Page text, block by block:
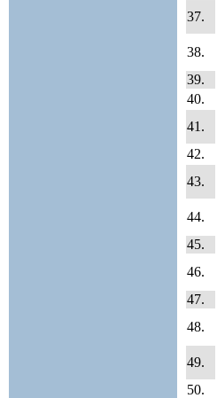
37.
38.
39.
40.
41.
42.
43.
44.
45.
46.
47.
48.
49.
50.